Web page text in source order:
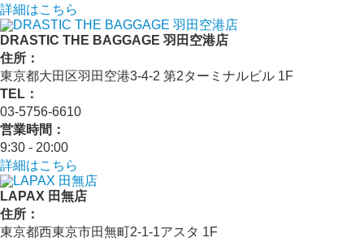
詳細はこちら
DRASTIC THE BAGGAGE 羽田空港店
住所：
東京都大田区羽田空港3-4-2 第2ターミナルビル 1F
TEL：
03-5756-6610
営業時間：
9:30 - 20:00
詳細はこちら
LAPAX 田無店
住所：
東京都西東京市田無町2-1-1アスタ 1F